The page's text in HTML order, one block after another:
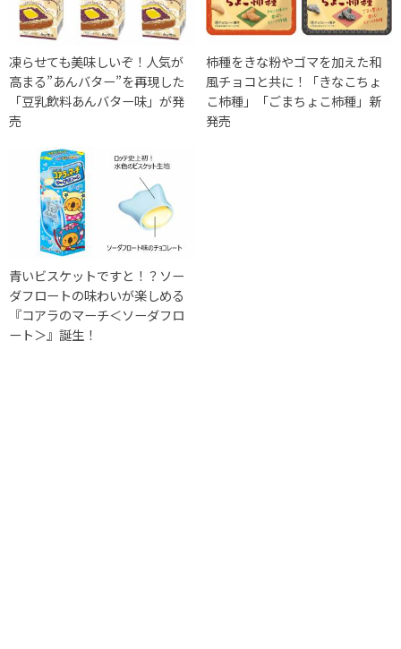
凍らせても美味しいぞ！人気が
高まる”あんバター”を再現した
「豆乳飲料あんバター味」が発
売
柿種をきな粉やゴマを加えた和
風チョコと共に！「きなこちょ
こ柿種」「ごまちょこ柿種」新
発売
青いビスケットですと！？ソー
ダフロートの味わいが楽しめる
『コアラのマーチ＜ソーダフロ
ート＞』誕生！